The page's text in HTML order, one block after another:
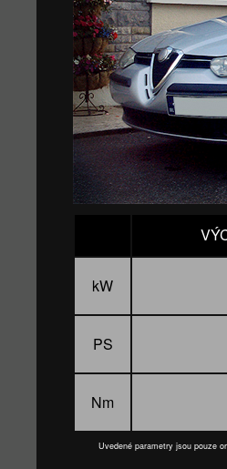
kW
PS
Nm
Uvedené parametry jsou pouze